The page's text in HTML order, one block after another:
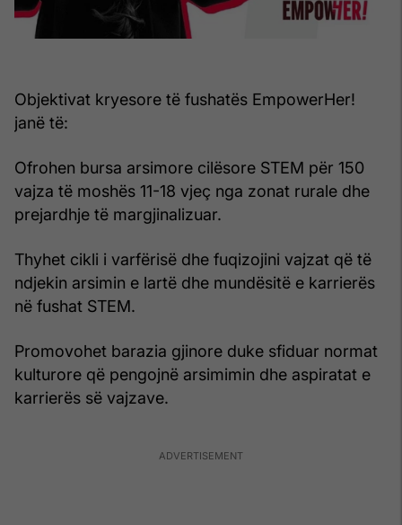
Objektivat kryesore të fushatës EmpowerHer!
janë të:
Ofrohen bursa arsimore cilësore STEM për 150
vajza të moshës 11-18 vjeç nga zonat rurale dhe
prejardhje të margjinalizuar.
Thyhet cikli i varfërisë dhe fuqizojini vajzat që të
ndjekin arsimin e lartë dhe mundësitë e karrierës
në fushat STEM.
Promovohet barazia gjinore duke sfiduar normat
kulturore që pengojnë arsimimin dhe aspiratat e
karrierës së vajzave.